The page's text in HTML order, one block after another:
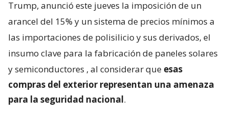
Trump, anunció este jueves la imposición de un
arancel del 15% y un sistema de precios mínimos a
las importaciones de polisilicio y sus derivados, el
insumo clave para la fabricación de paneles solares
y semiconductores , al considerar que esas
compras del exterior representan una amenaza
para la seguridad nacional.